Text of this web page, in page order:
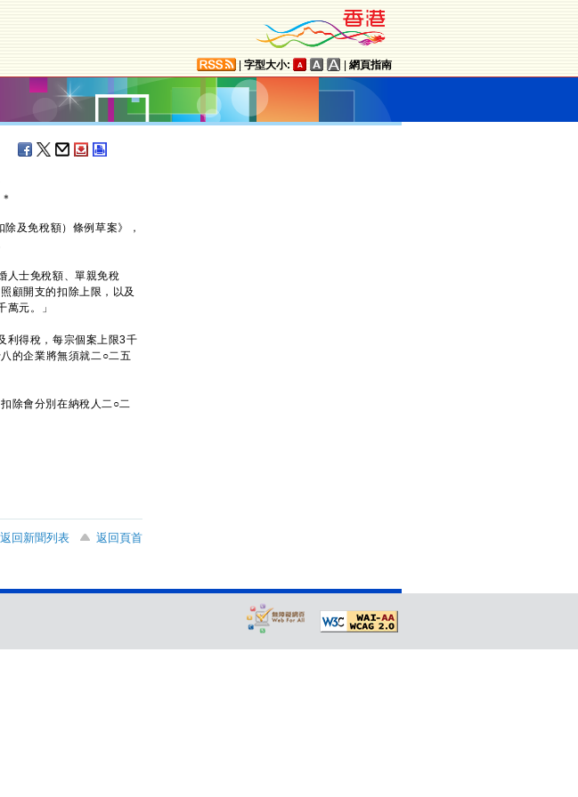
字型大小: 網頁指南
＊
及免稅額）條例草案》，
士免稅額、單親免稅
顧開支的扣除上限，以及
元。」
得稅，每宗個案上限3千
的企業將無須就二○二五
除會分別在納稅人二○二
返回新聞列表
返回頁首